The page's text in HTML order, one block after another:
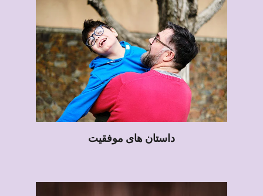
داستان های موفقیت